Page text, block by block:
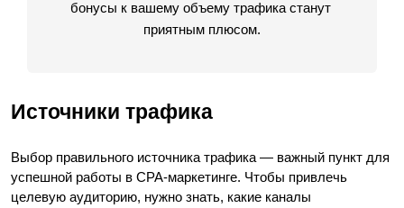
бонусы к вашему объему трафика станут
приятным плюсом.
Источники трафика
Выбор правильного источника трафика — важный пункт для
успешной работы в CPA-маркетинге. Чтобы привлечь
целевую аудиторию, нужно знать, какие каналы